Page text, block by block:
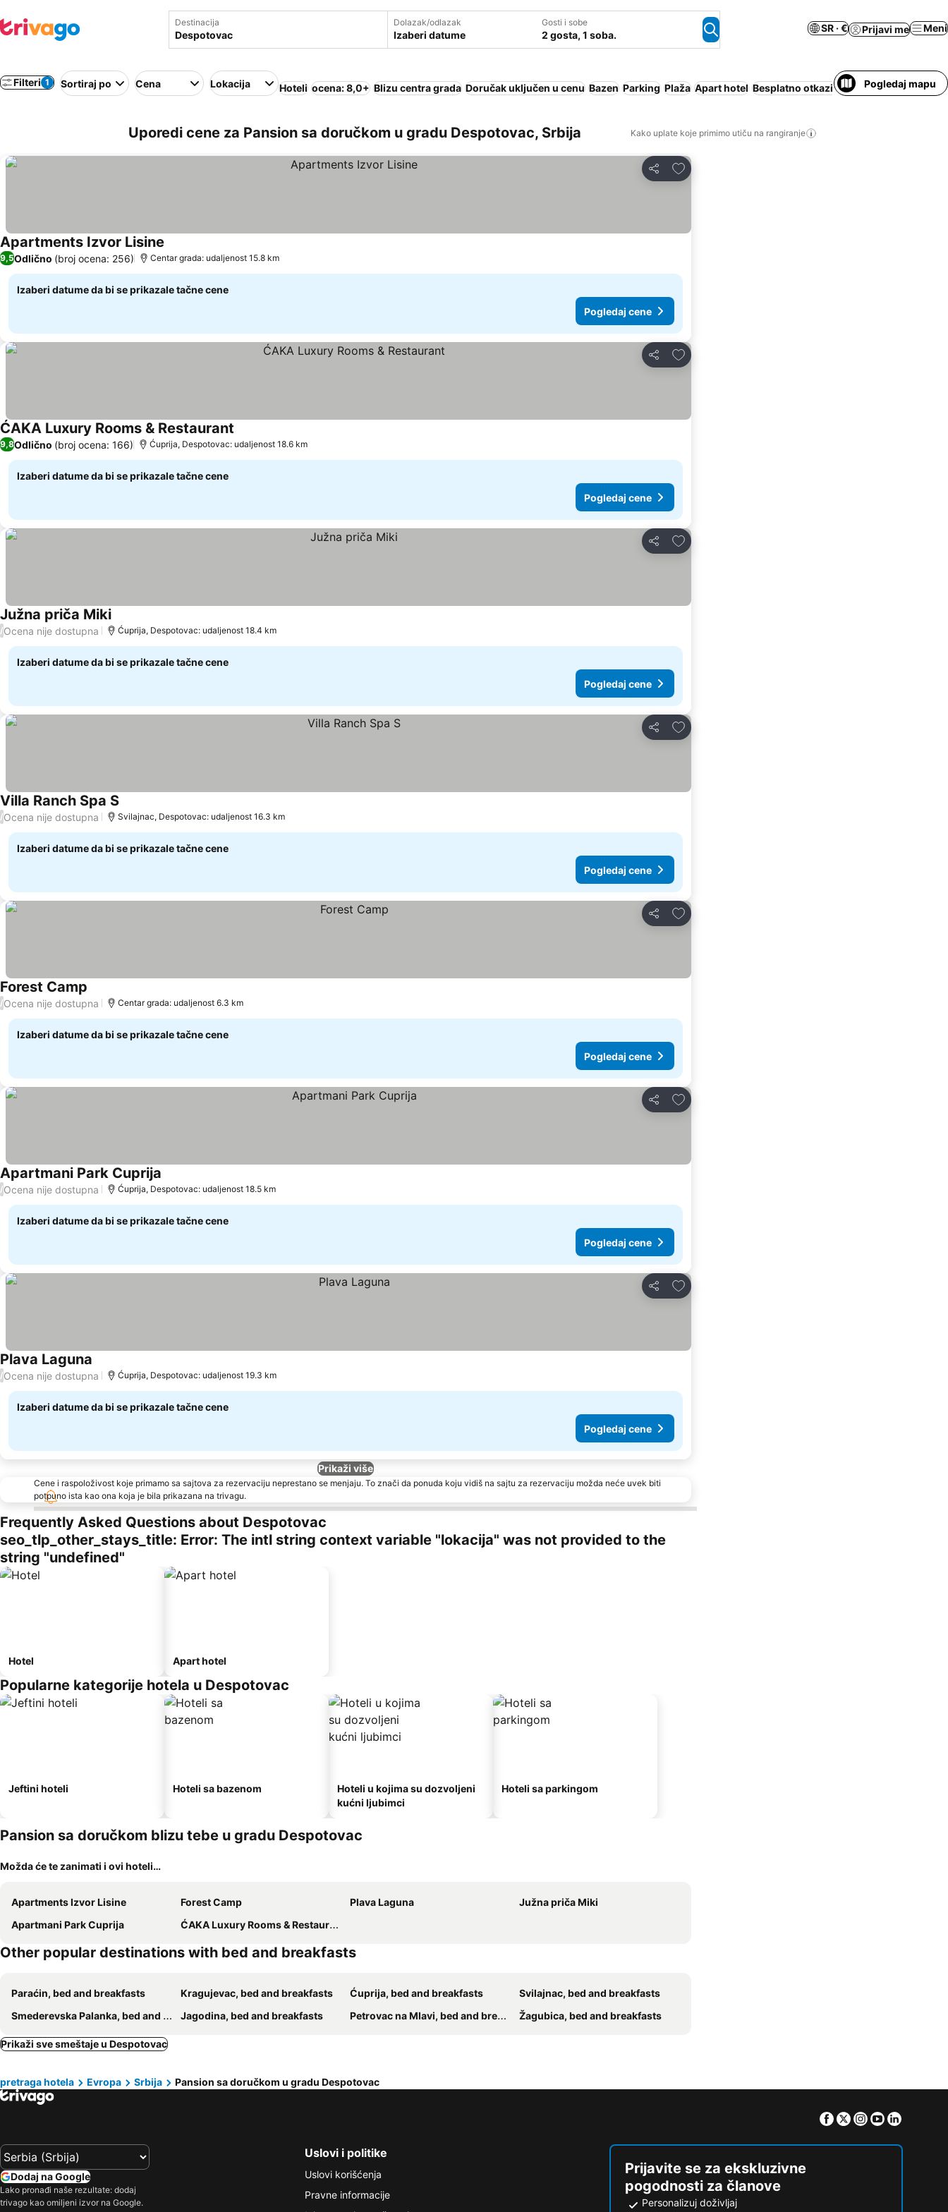
Destinacija Dolazak/odlazak
Izaberi datume
Gosti i sobe
2 gosta, 1 soba.
SR · € Prijavi me Meni
Filteri 1 Sortiraj po Cena Lokacija Hoteli ocena: 8,0+ Blizu centra grada Doručak uključen u cenu Bazen Parking Plaža Apart hotel Besplatno otkazivanje Pogledaj mapu
Uporedi cene za Pansion sa doručkom u gradu Despotovac, Srbija Kako uplate koje primimo utiču na rangiranje
Deli
Dodati u favorite
Apartments Izvor Lisine
9,5Odlično (broj ocena: 256) Centar grada: udaljenost 15.8 km
Izaberi datume da bi se prikazale tačne cene
Pogledaj cene
Deli
Dodati u favorite
ĆAKA Luxury Rooms & Restaurant
9,8Odlično (broj ocena: 166) Ćuprija, Despotovac: udaljenost 18.6 km
Izaberi datume da bi se prikazale tačne cene
Pogledaj cene
Deli
Dodati u favorite
Južna priča Miki
/Ocena nije dostupna Ćuprija, Despotovac: udaljenost 18.4 km
Izaberi datume da bi se prikazale tačne cene
Pogledaj cene
Deli
Dodati u favorite
Villa Ranch Spa S
/Ocena nije dostupna Svilajnac, Despotovac: udaljenost 16.3 km
Izaberi datume da bi se prikazale tačne cene
Pogledaj cene
Deli
Dodati u favorite
Forest Camp
/Ocena nije dostupna Centar grada: udaljenost 6.3 km
Izaberi datume da bi se prikazale tačne cene
Pogledaj cene
Deli
Dodati u favorite
Apartmani Park Cuprija
/Ocena nije dostupna Ćuprija, Despotovac: udaljenost 18.5 km
Izaberi datume da bi se prikazale tačne cene
Pogledaj cene
Deli
Dodati u favorite
Plava Laguna
/Ocena nije dostupna Ćuprija, Despotovac: udaljenost 19.3 km
Izaberi datume da bi se prikazale tačne cene
Pogledaj cene
Prikaži više
Cene i raspoloživost koje primamo sa sajtova za rezervaciju neprestano se menjaju. To znači da ponuda koju vidiš na sajtu za rezervaciju možda neće uvek biti
potpuno ista kao ona koja je bila prikazana na trivagu.
Frequently Asked Questions about Despotovac
seo_tlp_other_stays_title: Error: The intl string context variable "lokacija" was not provided to the
string "undefined"
Hotel Apart hotel
Popularne kategorije hotela u Despotovac
Jeftini hoteli Hoteli sa bazenom
Hoteli u kojima su dozvoljeni
kućni ljubimci
Hoteli sa parkingom
Pansion sa doručkom blizu tebe u gradu Despotovac
Možda će te zanimati i ovi hoteli…
Apartments Izvor Lisine Forest Camp Plava Laguna
Južna priča Miki
Apartmani Park Cuprija
ĆAKA Luxury Rooms & Restaurant
Other popular destinations with bed and breakfasts
Paraćin, bed and breakfasts Kragujevac, bed and breakfasts Ćuprija, bed and breakfasts
Svilajnac, bed and breakfasts
Smederevska Palanka, bed and breakfasts
Jagodina, bed and breakfasts Petrovac na Mlavi, bed and breakfasts Žagubica, bed and breakfasts
Prikaži sve smeštaje u Despotovac
pretraga hotela Evropa Srbija Pansion sa doručkom u gradu Despotovac
Facebook
TwitterInstagram
Youtube
Dodaj na Google
Lako pronađi naše rezultate: dodaj
trivago kao omiljeni izvor na Google.
Uslovi i politike
Uslovi korišćenja
Pravne informacije
Prijavite se za ekskluzivne
pogodnosti za članove
Personalizuj doživljaj